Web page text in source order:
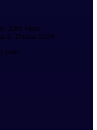
10th Floor
2, Dhaka 1229